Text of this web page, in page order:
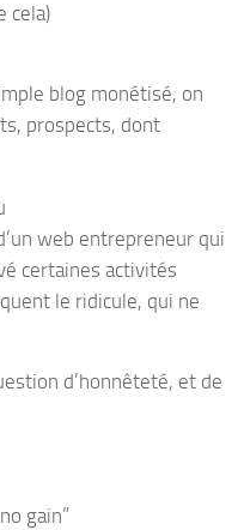
cela)
blog monétisé, on
prospects, dont
web entrepreneur qui
certaines activités
le ridicule, qui ne
d’honnêteté, et de
gain”